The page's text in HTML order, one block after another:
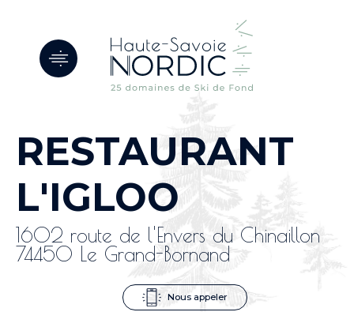
RESTAURANT
L'IGLOO
1602 route de l'Envers du Chinaillon
74450 Le Grand-Bornand
Nous appeler